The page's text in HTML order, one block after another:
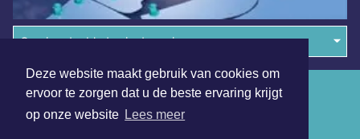
Deze website maakt gebruik van cookies om
ervoor te zorgen dat u de beste ervaring krijgt
op onze website Lees meer
Overige dagbladen in de regio
Algemene voorwaarden
Disclaimer